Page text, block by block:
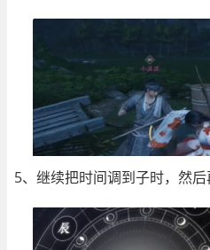
5、继续把时间调到子时，然后